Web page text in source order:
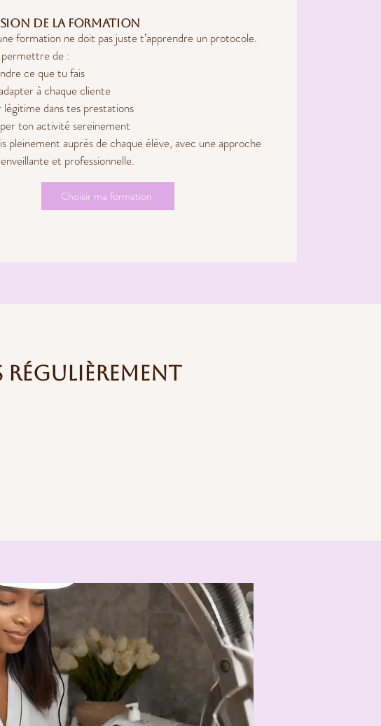
de la formation
formation ne doit pas juste t’apprendre un protocole.
de :
ce que tu fais
à chaque cliente
légitime dans tes prestations
ton activité sereinement
pleinement auprès de chaque élève, avec une approche
et professionnelle.
Choisir ma formation
régulièrement